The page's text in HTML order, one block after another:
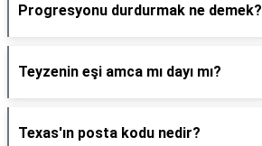
Progresyonu durdurmak ne demek?
Teyzenin eşi amca mı dayı mı?
Texas'ın posta kodu nedir?